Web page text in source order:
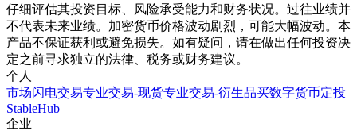
仔细评估其投资目标、风险承受能力和财务状况。过往业绩并
不代表未来业绩。加密货币价格波动剧烈，可能大幅波动。本
产品不保证获利或避免损失。如有疑问，请在做出任何投资决
定之前寻求独立的法律、税务或财务建议。
个人
市场闪电交易专业交易-现货专业交易-衍生品买数字货币定投
StableHub
企业